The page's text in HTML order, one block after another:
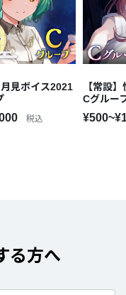
月見ボイス2021
税込
【常設
Cグルー
る方へ